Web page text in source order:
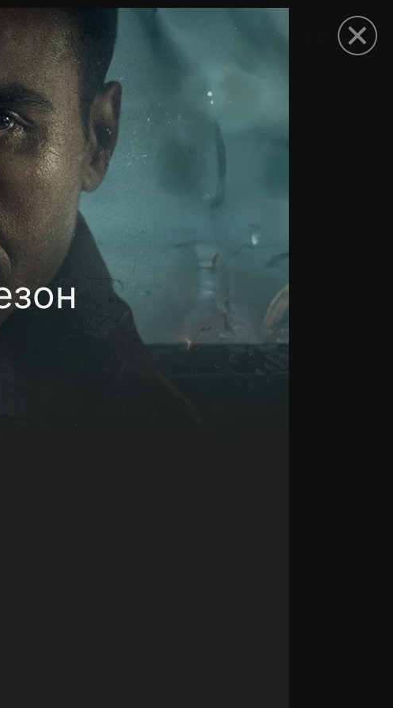
Открыть приложение